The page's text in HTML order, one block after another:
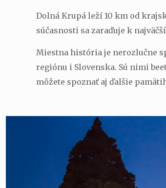
Dolná Krupá leží 10 km od
súčasnosti sa zaraďuje k
Miestna história je nerozlučne
regiónu i Slovenska. Sú nimi
môžete spoznať aj ďalšie